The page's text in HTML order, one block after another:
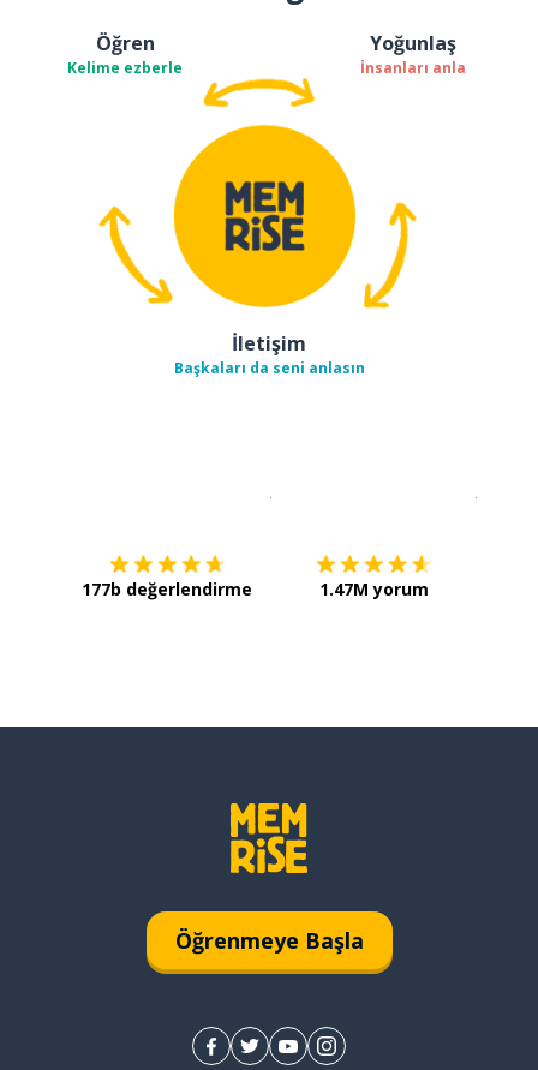
Öğren
Kelime ezberle
Yoğunlaş
İnsanları anla
İletişim
Başkaları da seni anlasın
177b değerlendirme 1.47M yorum
Öğrenmeye Başla